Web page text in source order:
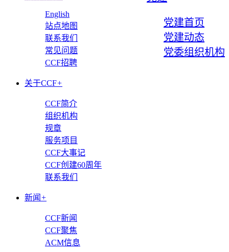
党建首页
党建动态
党委组织机构
English
站点地图
联系我们
常见问题
CCF招聘
关于CCF+
CCF简介
组织机构
规章
服务项目
CCF大事记
CCF创建60周年
联系我们
新闻 +
CCF新闻
CCF聚焦
ACM信息